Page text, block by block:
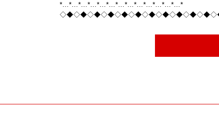
*…*…*…*…*…*…*…*…*…*…*…*…*…*